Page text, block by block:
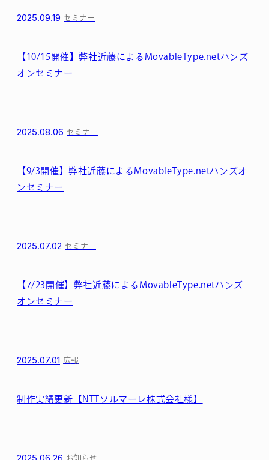
2025.09.19 セミナー
【10/15開催】弊社近藤によるMovableType.netハンズ
オンセミナー
2025.08.06 セミナー
【9/3開催】弊社近藤によるMovableType.netハンズオ
ンセミナー
2025.07.02 セミナー
【7/23開催】弊社近藤によるMovableType.netハンズ
オンセミナー
2025.07.01 広報
制作実績更新【NTTソルマーレ株式会社様】
お知らせ